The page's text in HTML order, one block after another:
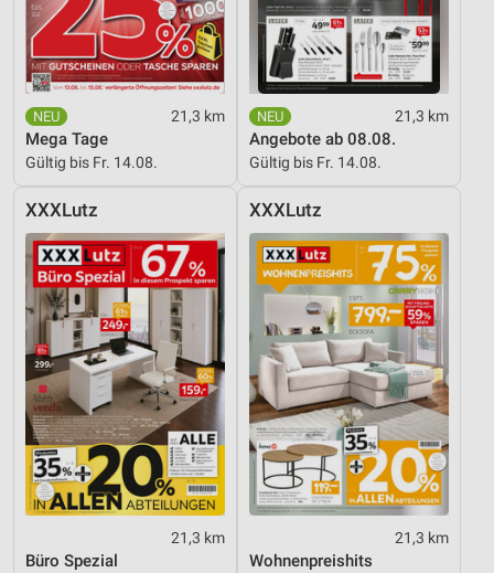
21,3 km
Mega Tage
Gültig bis Fr. 14.08.
21,3 km
Angebote ab 08.08.
Gültig bis Fr. 14.08.
XXXLutz
21,3 km
Büro Spezial
XXXLutz
21,3 km
Wohnenpreishits
Nicht-IAB-Verarbeitungszwecke:
Notwendig
Performance
Funktional